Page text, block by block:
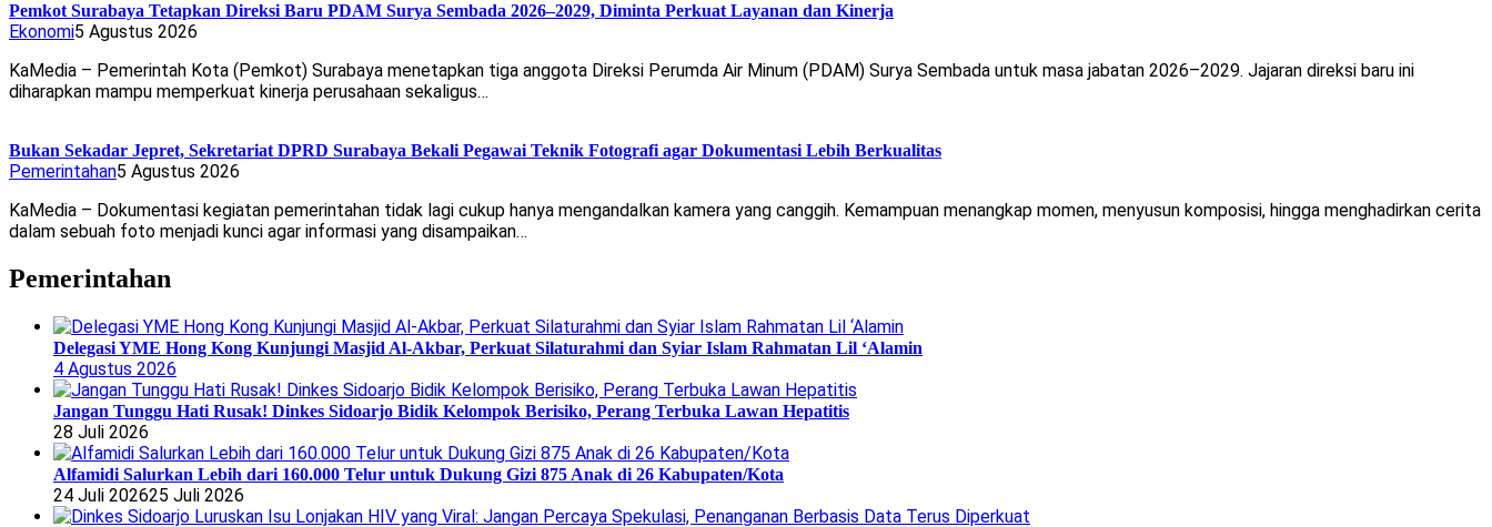
Pemkot Surabaya Tetapkan Direksi Baru PDAM Surya Sembada 2026–2029, Diminta Perkuat Layanan dan Kinerja
Ekonomi5 Agustus 2026
KaMedia – Pemerintah Kota (Pemkot) Surabaya menetapkan tiga anggota Direksi Perumda Air Minum (PDAM) Surya Sembada untuk masa jabatan 2026–2029. Jajaran direksi baru ini
diharapkan mampu memperkuat kinerja perusahaan sekaligus…
Bukan Sekadar Jepret, Sekretariat DPRD Surabaya Bekali Pegawai Teknik Fotografi agar Dokumentasi Lebih Berkualitas
Pemerintahan5 Agustus 2026
KaMedia – Dokumentasi kegiatan pemerintahan tidak lagi cukup hanya mengandalkan kamera yang canggih. Kemampuan menangkap momen, menyusun komposisi, hingga menghadirkan cerita
dalam sebuah foto menjadi kunci agar informasi yang disampaikan…
Pemerintahan
Delegasi YME Hong Kong Kunjungi Masjid Al-Akbar, Perkuat Silaturahmi dan Syiar Islam Rahmatan Lil ‘Alamin
4 Agustus 2026
Jangan Tunggu Hati Rusak! Dinkes Sidoarjo Bidik Kelompok Berisiko, Perang Terbuka Lawan Hepatitis
28 Juli 2026
Alfamidi Salurkan Lebih dari 160.000 Telur untuk Dukung Gizi 875 Anak di 26 Kabupaten/Kota
24 Juli 202625 Juli 2026